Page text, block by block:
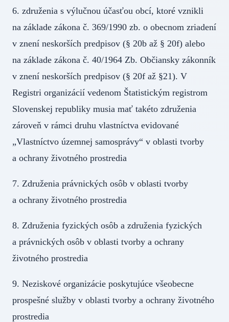
6. združenia s výlučnou účasťou obcí, ktoré vznikli
na základe zákona č. 369/1990 zb. o obecnom zriadení
v znení neskorších predpisov (§ 20b až § 20f) alebo
na základe zákona č. 40/1964 Zb. Občiansky zákonník
v znení neskorších predpisov (§ 20f až §21). V
Registri organizácií vedenom Štatistickým registrom
Slovenskej republiky musia mať takéto združenia
zároveň v rámci druhu vlastníctva evidované
„Vlastníctvo územnej samosprávy“ v oblasti tvorby
a ochrany životného prostredia
7. Združenia právnických osôb v oblasti tvorby
a ochrany životného prostredia
8. Združenia fyzických osôb a združenia fyzických
a právnických osôb v oblasti tvorby a ochrany
životného prostredia
9. Neziskové organizácie poskytujúce všeobecne
prospešné služby v oblasti tvorby a ochrany životného
prostredia